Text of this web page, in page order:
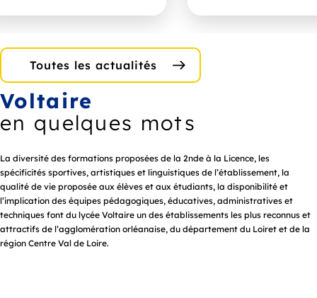
Toutes les actualités
Voltaire
en quelques mots
La diversité des formations proposées de la 2nde à la Licence, les
spécificités sportives, artistiques et linguistiques de l’établissement, la
qualité de vie proposée aux élèves et aux étudiants, la disponibilité et
l’implication des équipes pédagogiques, éducatives, administratives et
techniques font du lycée Voltaire un des établissements les plus reconnus et
attractifs de l’agglomération orléanaise, du département du Loiret et de la
région Centre Val de Loire.